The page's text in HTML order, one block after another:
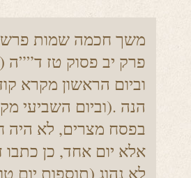
פרק יב פסוק טז ד””ה
וביום השביעי
בפסח מצרים, לא היה
אלא יום אחד, כן כתבו
לא נהוג (תוספות יום